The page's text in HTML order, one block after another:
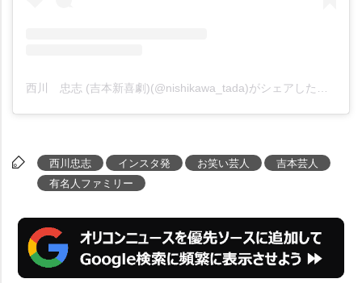
西川忠志 インスタ発 お笑い芸人
吉本芸人
有名人ファミリー